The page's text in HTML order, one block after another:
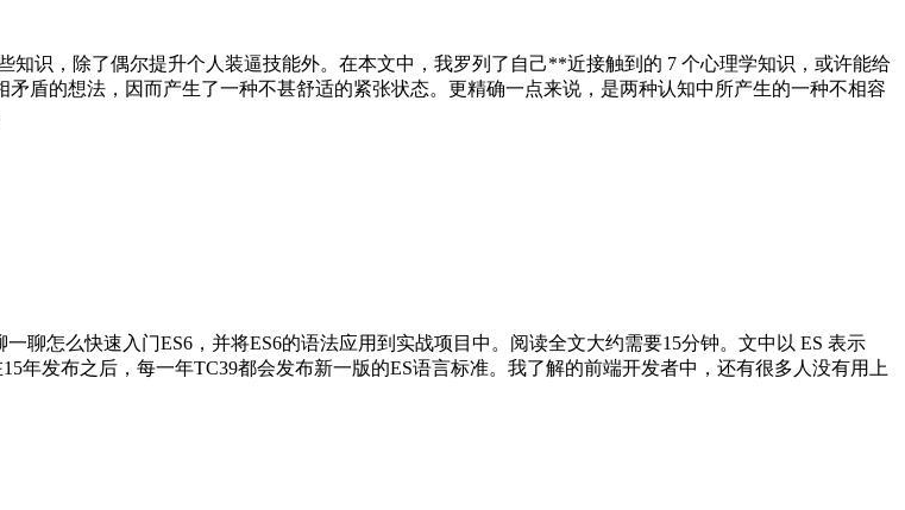
识，除了偶尔提升个人装逼技能外。在本文中，我罗列了自己**近接触到的 7 个心理学知识，或许能给
想法，因而产生了一种不甚舒适的紧张状态。更精确一点来说，是两种认知中所产生的一种不相容
聊怎么快速入门ES6，并将ES6的语法应用到实战项目中。阅读全文大约需要15分钟。文中以 ES 表示
年发布之后，每一年TC39都会发布新一版的ES语言标准。我了解的前端开发者中，还有很多人没有用上